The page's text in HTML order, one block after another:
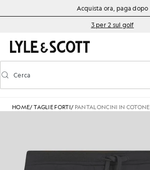
Vai al contenuto principale
Informazioni sull'accessibilitàAcquista ora, paga dopo
3 per 2 sul golf
Attiva/disattiva la ricerca predittiva
Cerca
HOME/TAGLIE FORTI/ PANTALONCINI IN COTONE